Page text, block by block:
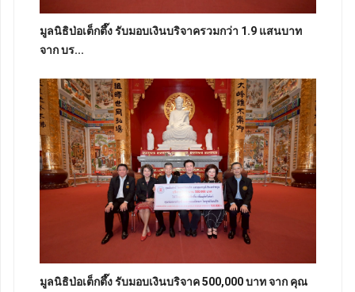
มูลนิธิป่อเต็กตึ๊ง รับมอบเงินบริจาครวมกว่า 1.9 แสนบาท
จาก บร...
มูลนิธิป่อเต็กตึ๊ง รับมอบเงินบริจาค 500,000 บาท จาก คุณ